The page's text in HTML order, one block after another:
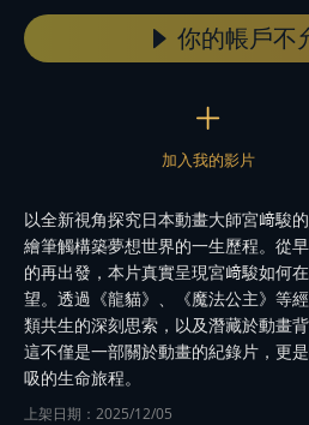
你的帳戶不
加入我的影片
以全新視角探究日本動畫大師宮﨑駿
繪筆觸構築夢想世界的一生歷程。從
的再出發，本片真實呈現宮﨑駿如何
望。透過《龍貓》、《魔法公主》等
類共生的深刻思索，以及潛藏於動畫
這不僅是一部關於動畫的紀錄片，更
吸的生命旅程。
上架日期：2025/12/05